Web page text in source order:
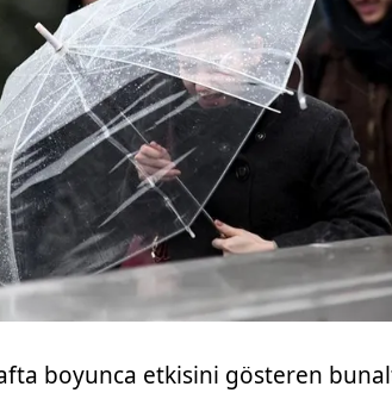
boyunca etkisini gösteren